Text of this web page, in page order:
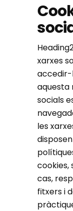
xarxes
accedir-
aquesta
socials
les
cookies,
cas,
fitxers i